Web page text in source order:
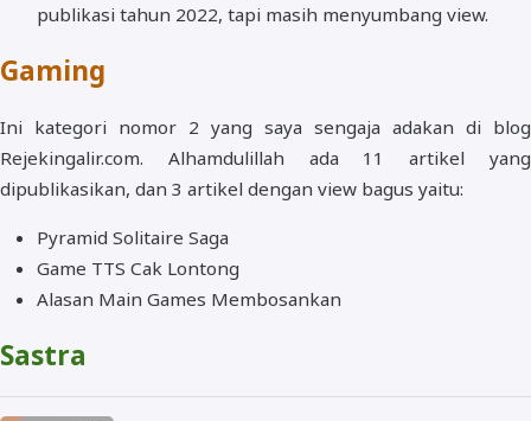
publikasi tahun 2022, tapi masih menyumbang view.
Gaming
Ini kategori nomor 2 yang saya sengaja adakan di blog
Rejekingalir.com. Alhamdulillah ada 11 artikel yang
dipublikasikan, dan 3 artikel dengan view bagus yaitu:
Pyramid Solitaire Saga
Game TTS Cak Lontong
Alasan Main Games Membosankan
Sastra